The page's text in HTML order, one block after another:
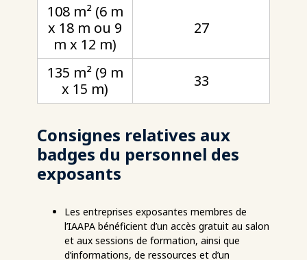
108 m² (6 m
x 18 m ou 9
m x 12 m)
27
135 m² (9 m
x 15 m)
33
Consignes relatives aux
badges du personnel des
exposants
Les entreprises exposantes membres de
l’IAAPA bénéficient d’un accès gratuit au salon
et aux sessions de formation, ainsi que
d’informations, de ressources et d’un